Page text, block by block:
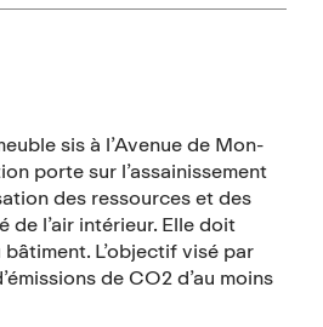
sis à l’Avenue de Mon-
porte sur l’assainissement
des ressources et des
l’air intérieur. Elle doit
L’objectif visé par
de CO2 d’au moins